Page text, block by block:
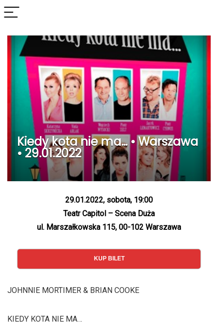
Kiedy kota nie ma… • Warszawa
• 29.01.2022
29.01.2022, sobota, 19:00
Teatr Capitol – Scena Duża
ul. Marszałkowska 115, 00-102 Warszawa
KUP BILET
JOHNNIE MORTIMER & BRIAN COOKE
KIEDY KOTA NIE MA…